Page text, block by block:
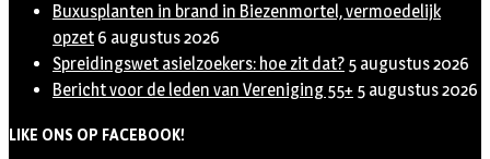
Buxusplanten in brand in Biezenmortel, vermoedelijk
opzet 6 augustus 2026
Spreidingswet asielzoekers: hoe zit dat? 5 augustus 2026
Bericht voor de leden van Vereniging 55+ 5 augustus 2026
LIKE ONS OP FACEBOOK!